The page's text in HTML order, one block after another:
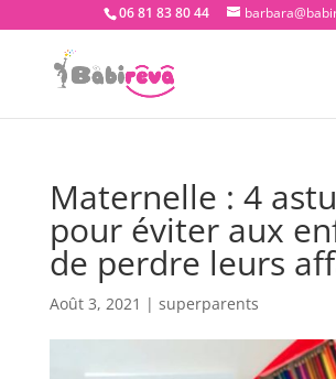
06 81 83 80 44
Maternelle : 4
pour éviter aux
de perdre leurs
Août 3, 2021 | superparents